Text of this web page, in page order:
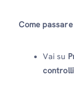
Come
Vai su